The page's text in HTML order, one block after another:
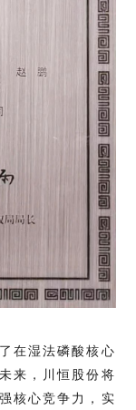
在湿法磷酸核心
来，川恒股份将
核心竞争力，实